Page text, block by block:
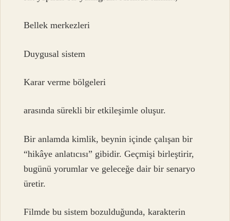
Bellek merkezleri
Duygusal sistem
Karar verme bölgeleri
arasında sürekli bir etkileşimle oluşur.
Bir anlamda kimlik, beynin içinde çalışan bir
“hikâye anlatıcısı” gibidir. Geçmişi birleştirir,
bugünü yorumlar ve geleceğe dair bir senaryo
üretir.
Filmde bu sistem bozulduğunda, karakterin